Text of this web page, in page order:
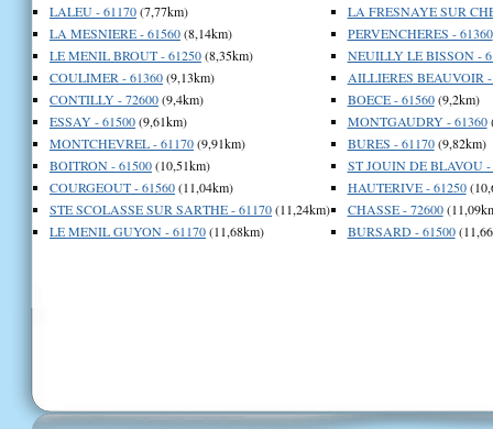
LALEU - 61170(7,77km)
LA MESNIERE - 61560(8,14km)
LE MENIL BROUT - 61250(8,35km)
COULIMER - 61360(9,13km)
CONTILLY - 72600(9,4km)
ESSAY - 61500(9,61km)
MONTCHEVREL - 61170(9,91km)
BOITRON - 61500(10,51km)
COURGEOUT - 61560(11,04km)
STE SCOLASSE SUR SARTHE - 61170(11,24km)
LE MENIL GUYON - 61170(11,68km)
LA FRESNAYE SUR
PERVENCHERES - 61360
NEUILLY LE BISSON -
AILLIERES BEAUVOIR -
BOECE - 61560(9,2km)
MONTGAUDRY - 61360
BURES - 61170(9,82km)
ST JOUIN DE BLAVOU -
HAUTERIVE - 61250
CHASSE - 72600
BURSARD - 61500